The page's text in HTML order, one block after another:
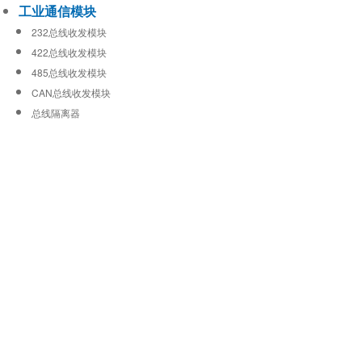
工业通信模块
232总线收发模块
422总线收发模块
485总线收发模块
CAN总线收发模块
总线隔离器